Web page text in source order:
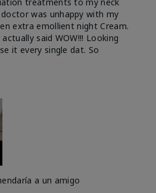
was unhappy with my
extra emollient night Cream.
said WOW!!! Looking
it every single dat. So
a un amigo